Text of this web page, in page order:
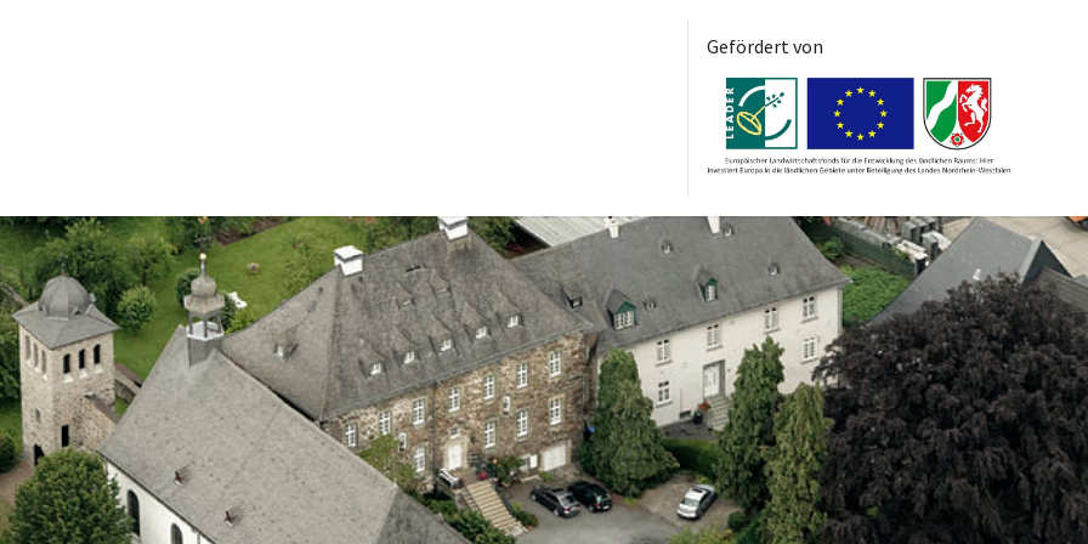
Gefördert von